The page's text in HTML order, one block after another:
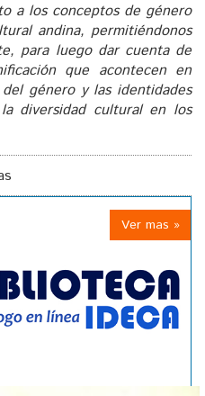
a los conceptos de género
andina, permitiéndonos
para luego dar cuenta de
que acontecen en
género y las identidades
diversidad cultural en los
Ver mas »